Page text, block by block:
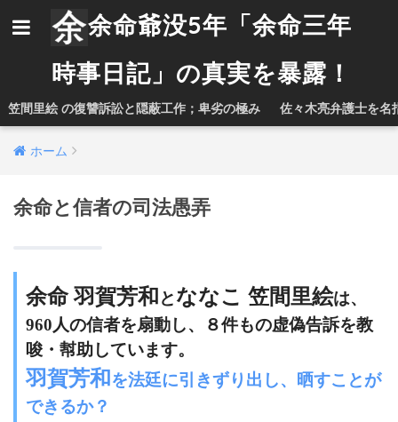
余命爺没5年「余命三年
時事日記」の真実を暴露！
笠間里絵 の復讐訴訟と隠蔽工作；卑劣の極み 佐々木亮弁護士を名
ホーム
余命と信者の司法愚弄
余命 羽賀芳和 とななこ 笠間里絵は、
960人の信者を扇動し、８件もの虚偽告訴を教
唆・幇助しています。
羽賀芳和 を法廷に引きずり出し、晒すことが
できるか？